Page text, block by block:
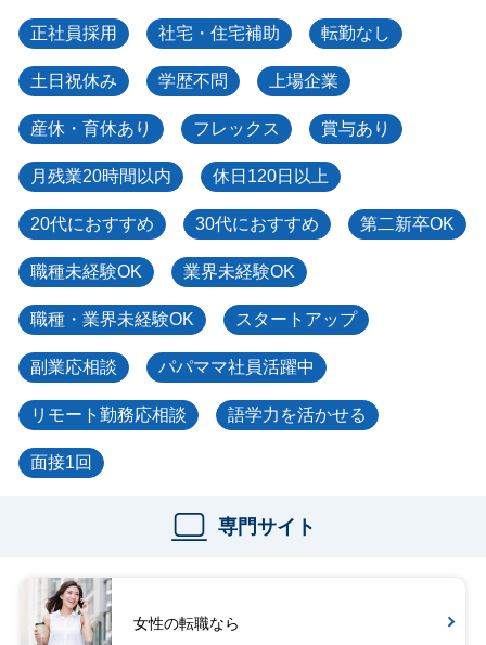
正社員採用 社宅・住宅補助 転勤なし
土日祝休み 学歴不問 上場企業
産休・育休あり フレックス 賞与あり
月残業20時間以内 休日120日以上
20代におすすめ 30代におすすめ 第二新卒OK
職種未経験OK 業界未経験OK
職種・業界未経験OK スタートアップ
副業応相談 パパママ社員活躍中
リモート勤務応相談 語学力を活かせる
面接1回
専門サイト
女性の転職なら